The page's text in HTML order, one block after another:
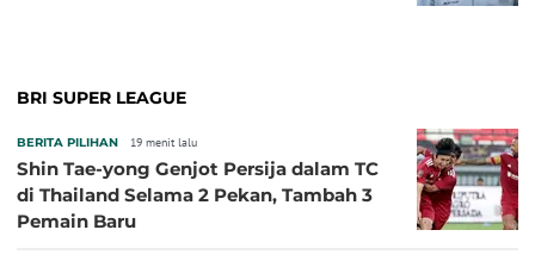
BRI SUPER LEAGUE
BERITA PILIHAN 19 menit lalu
Shin Tae-yong Genjot Persija dalam TC
di Thailand Selama 2 Pekan, Tambah 3
Pemain Baru